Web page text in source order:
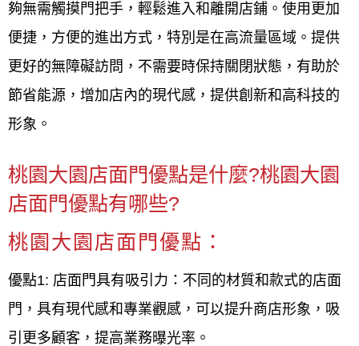
夠無需觸摸門把手，輕鬆進入和離開店鋪。使用更加
便捷，方便的進出方式，特別是在高流量區域。提供
更好的無障礙訪問，不需要時保持關閉狀態，有助於
節省能源，增加店內的現代感，提供創新和高科技的
形象。
桃園大園店面門優點是什麼?桃園大園
店面門優點有哪些?
桃園大園店面門優點：
優點1: 店面門具有吸引力：不同的材質和款式的店面
門，具有現代感和專業觀感，可以提升商店形象，吸
引更多顧客，提高業務曝光率。